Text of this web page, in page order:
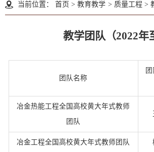
当前位置： 首页 > 教育教学 > 质量工程 >
教学团队（2022年
团队名称
冶金热能工程全国高校黄大年式教师
团队
冶金工程全国高校黄大年式教师团队